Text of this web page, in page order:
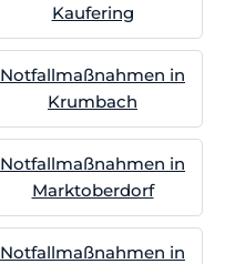
Kaufering
Notfallmaßnahmen in
Krumbach
Notfallmaßnahmen in
Marktoberdorf
Notfallmaßnahmen in